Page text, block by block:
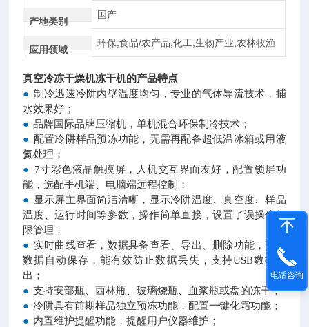
产地类别
国产
应用领域
环保,食品/农产品,化工,生物产业,农林牧渔
真空冷冻干燥机冻干机的产品特点
● 制冷迅速冷阱内壁温度均匀，专业的气体导流技术，捕
水效果好；
● 品牌国际品牌压缩机，单机混合环保制冷技术；
● 配置冷阱样品预冻功能，无需再配备超低温冰箱或用液
氮处理；
●
7寸彩色液晶触摸屏，人机交互界面友好，配置锁屏功
能，选配手机端、电脑端远程控制；
●
显示屏主界面简洁清晰，显示冷阱温度、真空度、样品
温度、运行时间等参数，操作简单直接，设置了误操作权
限管理；
● 实时曲线查看，数据具备查看、导出、删除功能，冻干
数据自动保存，能有效防止数据丢失，支持USB数据导
出；
● 支持安部瓶、西林瓶、玻璃烧瓶、血浆瓶或盘的冻干；
● 冷阱具有前期样品独立预冻功能，配置一键化霜功能；
● 内置维护提醒功能，提醒用户仪器维护；
电话咨询